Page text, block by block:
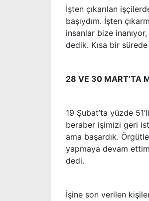
İşten çıkarılan
başıydım. İşten
insanlar bize
dedik. Kısa bir
28 VE 30 MART’TA
19 Şubat’ta yüzde
beraber işimizi geri
ama başardık.
yapmaya devam
dedi.
İşine son verilen